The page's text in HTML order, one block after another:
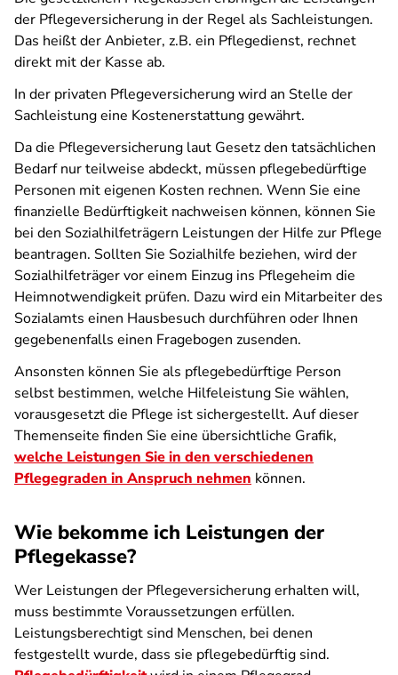
der Pflegeversicherung in der Regel als Sachleistungen.
Das heißt der Anbieter, z.B. ein Pflegedienst, rechnet
direkt mit der Kasse ab.
In der privaten Pflegeversicherung wird an Stelle der
Sachleistung eine Kostenerstattung gewährt.
Da die Pflegeversicherung laut Gesetz den tatsächlichen
Bedarf nur teilweise abdeckt, müssen pflegebedürftige
Personen mit eigenen Kosten rechnen. Wenn Sie eine
finanzielle Bedürftigkeit nachweisen können, können Sie
bei den Sozialhilfeträgern Leistungen der Hilfe zur Pflege
beantragen. Sollten Sie Sozialhilfe beziehen, wird der
Sozialhilfeträger vor einem Einzug ins Pflegeheim die
Heimnotwendigkeit prüfen. Dazu wird ein Mitarbeiter des
Sozialamts einen Hausbesuch durchführen oder Ihnen
gegebenenfalls einen Fragebogen zusenden.
Ansonsten können Sie als pflegebedürftige Person
selbst bestimmen, welche Hilfeleistung Sie wählen,
vorausgesetzt die Pflege ist sichergestellt. Auf dieser
Themenseite finden Sie eine übersichtliche Grafik,
welche Leistungen Sie in den verschiedenen
Pflegegraden in Anspruch nehmen können.
Wie bekomme ich Leistungen der
Pflegekasse?
Wer Leistungen der Pflegeversicherung erhalten will,
muss bestimmte Voraussetzungen erfüllen.
Leistungsberechtigt sind Menschen, bei denen
festgestellt wurde, dass sie pflegebedürftig sind.